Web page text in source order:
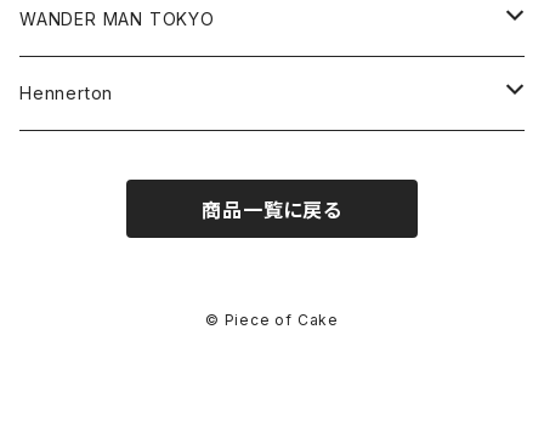
Shorts
Cap
Hoodie
Beanie
All
Hoodie
WANDER MAN TOKYO
All
Hennerton
商品一覧に戻る
© Piece of Cake